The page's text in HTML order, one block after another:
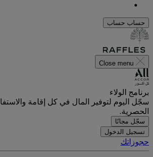
حساب حساب
Close menu
برنامج الولاء
سجّل اليوم لتوفير المال في كل إقامة
الحصرية.
سجّل مجانًا
تسجيل الدخول
حجوزاتك